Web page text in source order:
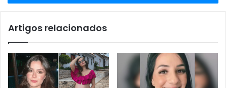
Artigos relacionados